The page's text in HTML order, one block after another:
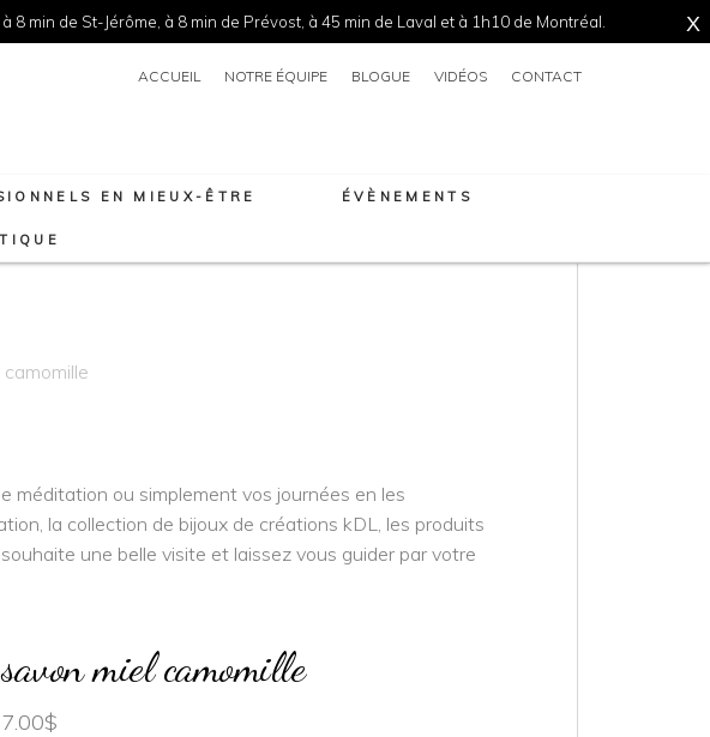
X
min de St-Jérôme, à 8 min de Prévost, à 45 min de Laval et à 1h10 de Montréal.
ACCUEIL NOTRE ÉQUIPE BLOGUE VIDÉOS CONTACT
EN MIEUX-ÊTRE ÉVÈNEMENTS
méditation ou simplement vos journées en les
la collection de bijoux de créations kDL, les produits
une belle visite et laissez vous guider par votre
savon miel camomille
7.00$